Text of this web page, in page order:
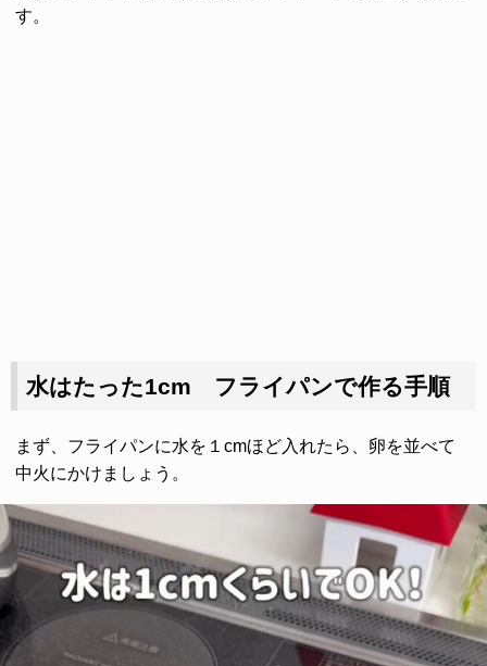
す。
水はたった1cm フライパンで作る手順
まず、フライパンに水を１cmほど入れたら、卵を並べて
中火にかけましょう。